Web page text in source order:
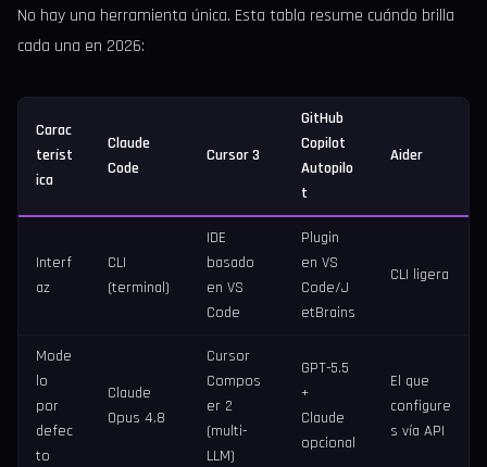
No hay una herramienta única. Esta tabla resume cuándo brilla
cada una en 2026:
Carac
teríst
ica
Claude
Code
Cursor 3
GitHub
Copilot
Autopilo
t
Aider
Interf
az
CLI
(terminal)
IDE
basado
en VS
Code
Plugin
en VS
Code/J
etBrains
CLI ligera
Mode
lo
por
defec
to
Claude
Opus 4.8
Cursor
Compos
er 2
(multi-
LLM)
GPT-5.5
+
Claude
opcional
El que
configure
s vía API